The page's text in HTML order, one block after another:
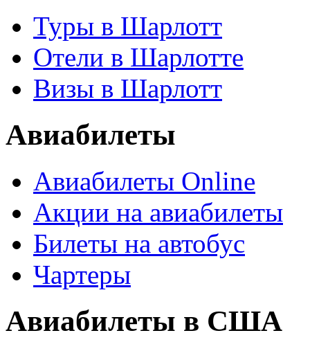
Туры в Шарлотт
Отели в Шарлотте
Визы в Шарлотт
Авиабилеты
Авиабилеты Online
Акции на авиабилеты
Билеты на автобус
Чартеры
Авиабилеты в США